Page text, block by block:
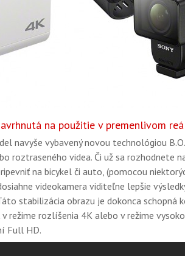
na použitie v premenlivom
navyše vybavený novou technológiou
roztraseného videa. Či už sa rozhodnete
na bicykel či auto, (pomocou
videokamera viditeľne lepšie
stabilizácia obrazu je dokonca schopná
režime rozlíšenia 4K alebo v režime
Full HD.